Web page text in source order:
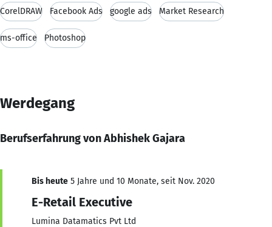
CorelDRAW Facebook Ads google ads Market Research
ms-office Photoshop
Werdegang
Berufserfahrung von Abhishek Gajara
Bis heute 5 Jahre und 10 Monate, seit Nov. 2020
E-Retail Executive
Lumina Datamatics Pvt Ltd